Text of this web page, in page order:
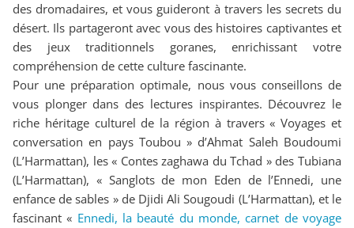
des dromadaires, et vous guideront à travers les secrets du
désert. Ils partageront avec vous des histoires captivantes et
des jeux traditionnels goranes, enrichissant votre
compréhension de cette culture fascinante.
Pour une préparation optimale, nous vous conseillons de
vous plonger dans des lectures inspirantes. Découvrez le
riche héritage culturel de la région à travers « Voyages et
conversation en pays Toubou » d’Ahmat Saleh Boudoumi
(L’Harmattan), les « Contes zaghawa du Tchad » des Tubiana
(L’Harmattan), « Sanglots de mon Eden de l’Ennedi, une
enfance de sables » de Djidi Ali Sougoudi (L’Harmattan), et le
fascinant « Ennedi, la beauté du monde, carnet de voyage